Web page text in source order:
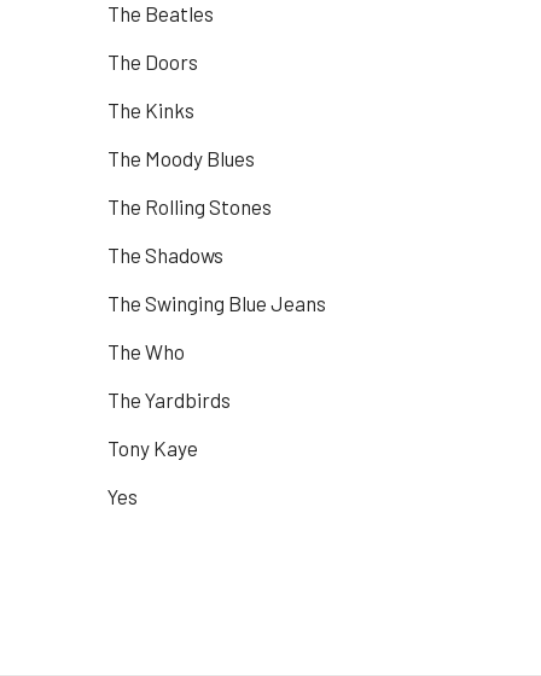
The Beatles
The Doors
The Kinks
The Moody Blues
The Rolling Stones
The Shadows
The Swinging Blue Jeans
The Who
The Yardbirds
Tony Kaye
Yes